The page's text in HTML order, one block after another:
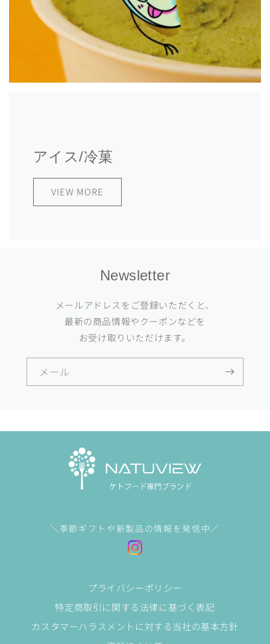
アイス/冷菓
VIEW MORE
Newsletter
メールアドレスをご登録いただくと、
最新の商品情報やクーポンなどを
お受け取りいただけます。
メール
＼季節ギフトや新製品の情報を発信中／
プライバシーポリシー
特定商取引に関する法律に基づく表記
カスタマーハラスメントに対する当社の基本方針